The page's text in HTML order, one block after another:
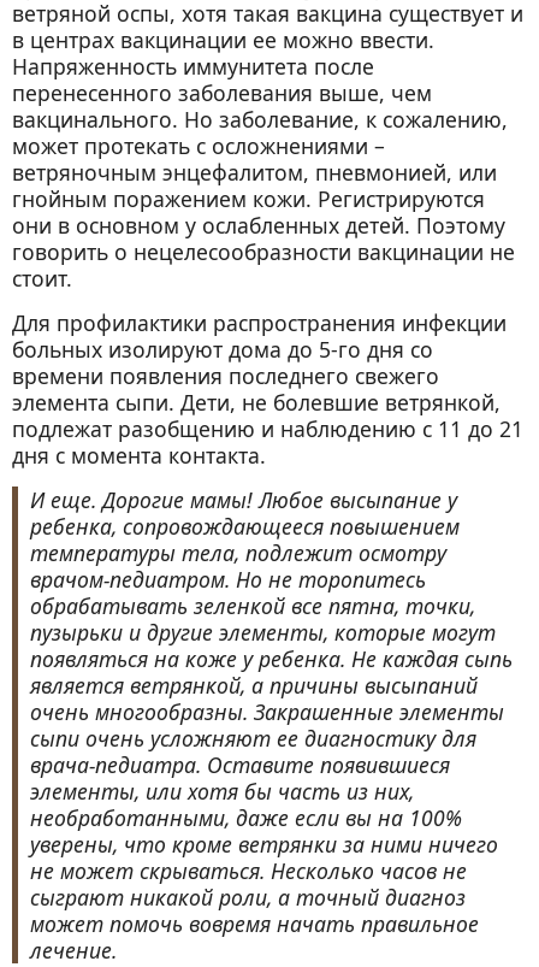
ветряной оспы, хотя такая вакцина существует и
в центрах вакцинации ее можно ввести.
Напряженность иммунитета после
перенесенного заболевания выше, чем
вакцинального. Но заболевание, к сожалению,
может протекать с осложнениями –
ветряночным энцефалитом, пневмонией, или
гнойным поражением кожи. Регистрируются
они в основном у ослабленных детей. Поэтому
говорить о нецелесообразности вакцинации не
стоит.
Для профилактики распространения инфекции
больных изолируют дома до 5-го дня со
времени появления последнего свежего
элемента сыпи. Дети, не болевшие ветрянкой,
подлежат разобщению и наблюдению с 11 до 21
дня с момента контакта.
И еще. Дорогие мамы! Любое высыпание у
ребенка, сопровождающееся повышением
температуры тела, подлежит осмотру
врачом-педиатром. Но не торопитесь
обрабатывать зеленкой все пятна, точки,
пузырьки и другие элементы, которые могут
появляться на коже у ребенка. Не каждая сыпь
является ветрянкой, а причины высыпаний
очень многообразны. Закрашенные элементы
сыпи очень усложняют ее диагностику для
врача-педиатра. Оставите появившиеся
элементы, или хотя бы часть из них,
необработанными, даже если вы на 100%
уверены, что кроме ветрянки за ними ничего
не может скрываться. Несколько часов не
сыграют никакой роли, а точный диагноз
может помочь вовремя начать правильное
лечение.